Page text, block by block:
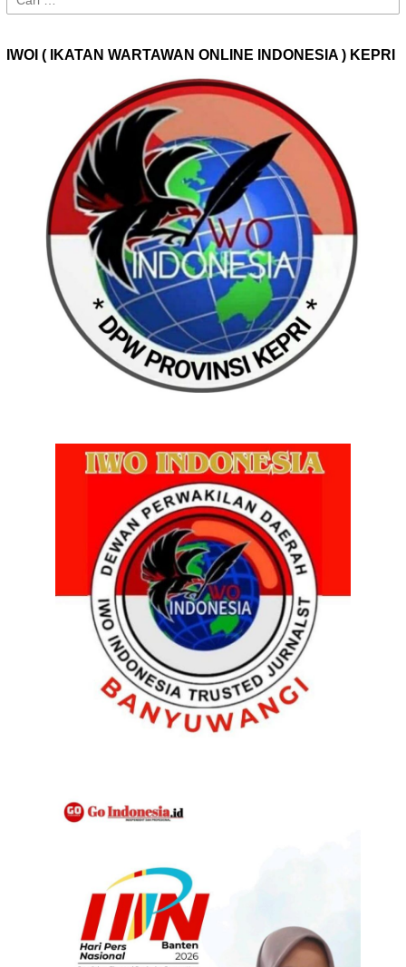
untuk:
IWOI ( IKATAN WARTAWAN ONLINE INDONESIA ) KEPRI